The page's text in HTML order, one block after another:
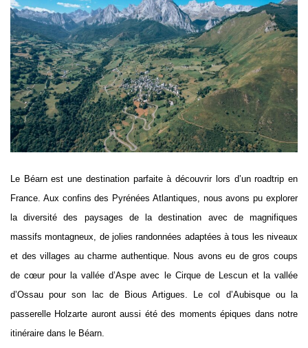
Le Béarn est une destination parfaite à découvrir lors d’un roadtrip en
France. Aux confins des Pyrénées Atlantiques, nous avons pu explorer
la diversité des paysages de la destination avec de magnifiques
massifs montagneux, de jolies randonnées adaptées à tous les niveaux
et des villages au charme authentique. Nous avons eu de gros coups
de cœur pour la vallée d’Aspe avec le Cirque de Lescun et la vallée
d’Ossau pour son lac de Bious Artigues. Le col d’Aubisque ou la
passerelle Holzarte auront aussi été des moments épiques dans notre
itinéraire dans le Béarn.